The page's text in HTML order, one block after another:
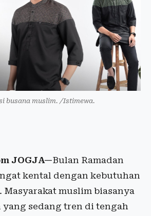
busana muslim. /Istimewa.
JOGJA—Bulan Ramadan
kental dengan kebutuhan
Masyarakat muslim biasanya
sedang tren di tengah